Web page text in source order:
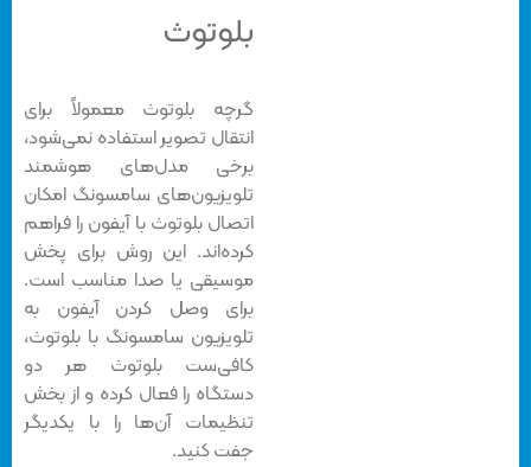
بلوتوث
گرچه بلوتوث معمولاً برای
انتقال تصویر استفاده نمی‌شود،
برخی مدل‌های هوشمند
تلویزیون‌های سامسونگ امکان
اتصال بلوتوث با آیفون را فراهم
کرده‌اند. این روش برای پخش
موسیقی یا صدا مناسب است.
برای وصل كردن آيفون به
تلويزيون سامسونگ با بلوتوث،
کافی‌ست بلوتوث هر دو
دستگاه را فعال کرده و از بخش
تنظیمات آن‌ها را با یکدیگر
جفت کنید.